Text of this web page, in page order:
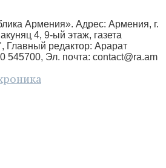
Армения». Адрес: Армения, г.
4, 9-ый этаж, газета
Главный редактор: Арарат
545700, Эл. почта: contact@ra.am